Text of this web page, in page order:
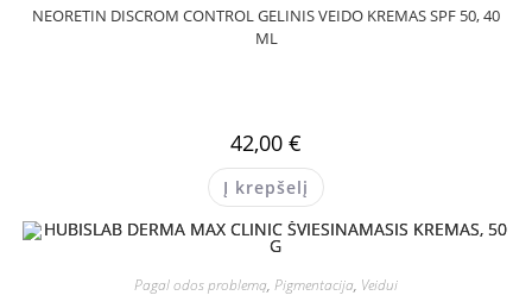
NEORETIN DISCROM CONTROL GELINIS VEIDO KREMAS SPF 50, 40
ML
42,00 €
Į krepšelį
Pagal odos problemą, Pigmentacija, Veidui